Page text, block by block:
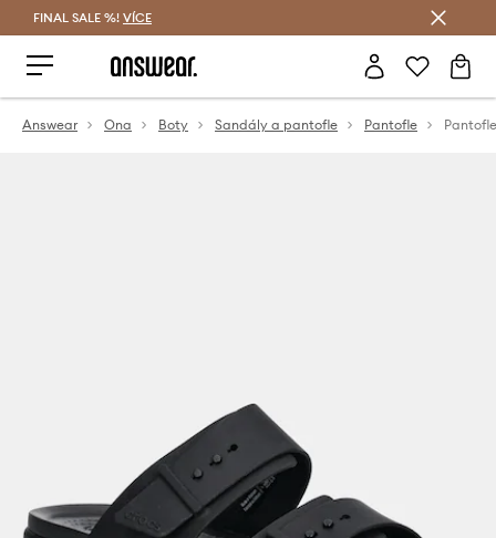
FINAL SALE %! VÍCE
Answear Ona Boty Sandály a pantofle Pantofle